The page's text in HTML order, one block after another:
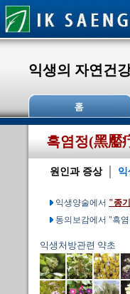
익생의 자연건
흑염정(黑靨
원인과 증상
익생양술에서 "종
동의보감에서 "흑
익생처방관련 약초